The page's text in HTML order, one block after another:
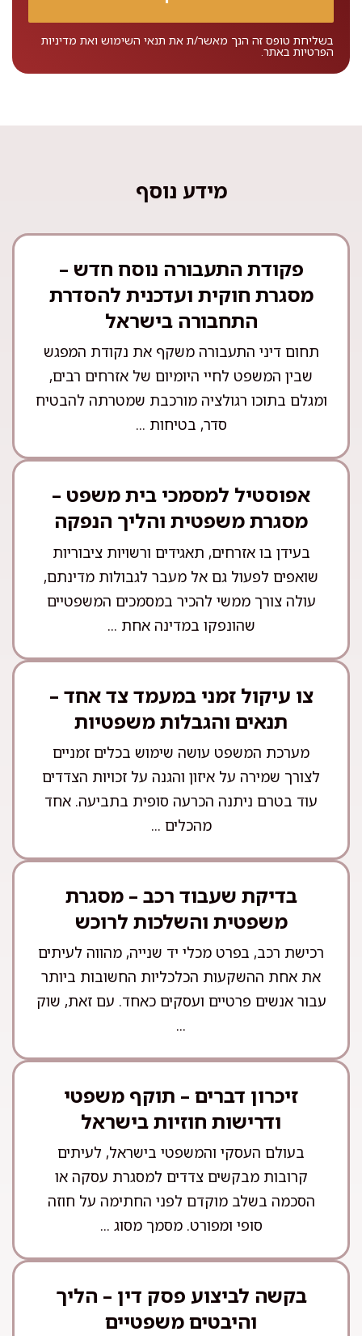
בשליחת טופס זה הנך מאשר/ת את תנאי השימוש ואת מדיניות
הפרטיות באתר.
מידע נוסף
פקודת התעבורה נוסח חדש –
מסגרת חוקית ועדכנית להסדרת
התחבורה בישראל
תחום דיני התעבורה משקף את נקודת המפגש
שבין המשפט לחיי היומיום של אזרחים רבים,
ומגלם בתוכו רגולציה מורכבת שמטרתה להבטיח
סדר, בטיחות ...
אפוסטיל למסמכי בית משפט –
מסגרת משפטית והליך הנפקה
בעידן בו אזרחים, תאגידים ורשויות ציבוריות
שואפים לפעול גם אל מעבר לגבולות מדינתם,
עולה צורך ממשי להכיר במסמכים המשפטיים
שהונפקו במדינה אחת ...
צו עיקול זמני במעמד צד אחד –
תנאים והגבלות משפטיות
מערכת המשפט עושה שימוש בכלים זמניים
לצורך שמירה על איזון והגנה על זכויות הצדדים
עוד בטרם ניתנה הכרעה סופית בתביעה. אחד
מהכלים ...
בדיקת שעבוד רכב – מסגרת
משפטית והשלכות לרוכש
רכישת רכב, בפרט מכלי יד שנייה, מהווה לעיתים
את אחת ההשקעות הכלכליות החשובות ביותר
עבור אנשים פרטיים ועסקים כאחד. עם זאת, שוק
...
זיכרון דברים – תוקף משפטי
ודרישות חוזיות בישראל
בעולם העסקי והמשפטי בישראל, לעיתים
קרובות מבקשים צדדים למסגרת עסקה או
הסכמה בשלב מוקדם לפני החתימה על חוזה
סופי ומפורט. מסמך מסוג ...
בקשה לביצוע פסק דין – הליך
והיבטים משפטיים